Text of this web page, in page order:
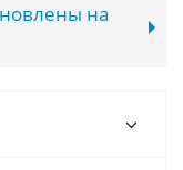
на